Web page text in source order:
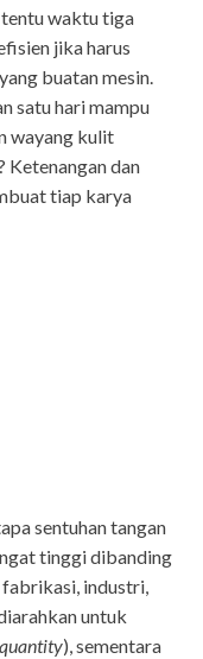
tentu waktu tiga
jika harus
buatan mesin.
satu hari mampu
wayang kulit
Ketenangan dan
tiap karya
sentuhan tangan
tinggi dibanding
fabrikasi, industri,
untuk
quantity), sementara